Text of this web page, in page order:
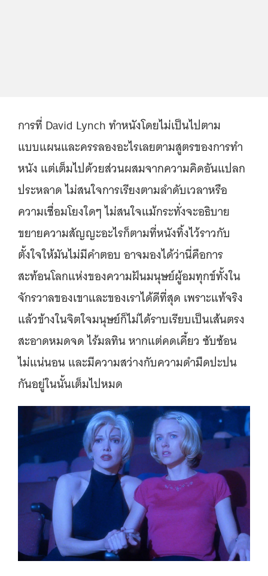
การที่ David Lynch ทำหนังโดยไม่เป็นไปตาม
แบบแผนและครรลองอะไรเลยตามสูตรของการทำ
หนัง แต่เต็มไปด้วยส่วนผสมจากความคิดอันแปลก
ประหลาด ไม่สนใจการเรียงตามลำดับเวลาหรือ
ความเชื่อมโยงใดๆ ไม่สนใจแม้กระทั่งจะอธิบาย
ขยายความสัญญะอะไรก็ตามที่หนังทิ้งไว้ราวกับ
ตั้งใจให้มันไม่มีคำตอบ อาจมองได้ว่านี่คือการ
สะท้อนโลกแห่งของความฝันมนุษย์ผู้อมทุกข์ทั้งใน
จักรวาลของเขาและของเราได้ดีที่สุด เพราะแท้จริง
แล้วข้างในจิตใจมนุษย์ก็ไม่ได้ราบเรียบเป็นเส้นตรง
สะอาดหมดจด ไร้มลทิน หากแต่คดเคี้ยว ซับซ้อน
ไม่แน่นอน และมีความสว่างกับความดำมืดปะปน
กันอยู่ในนั้นเต็มไปหมด